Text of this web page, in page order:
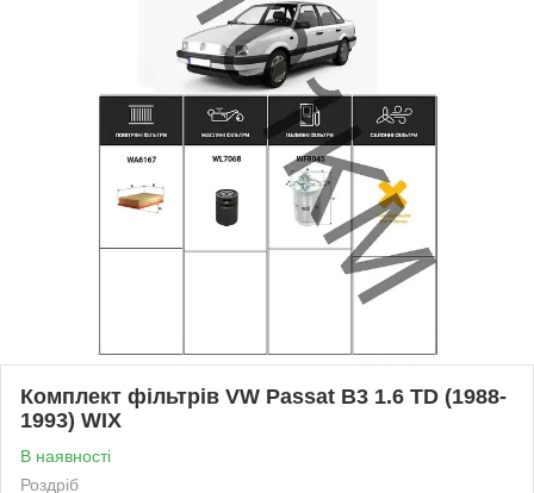
Комплект фільтрів VW Passat B3 1.6 TD (1988-
1993) WIX
В наявності
Роздріб